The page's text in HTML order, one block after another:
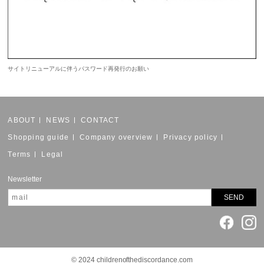
サイトリニューアルに伴うパスワード再発行のお願い
ABOUT NEWS CONTACT
Shopping guide Company overview Privacy policy
Terms Legal
Newsletter
© 2024 childrenofthediscordance.com